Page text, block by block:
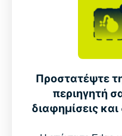
Προστατέψτε
περιηγητή
διαφημίσεις